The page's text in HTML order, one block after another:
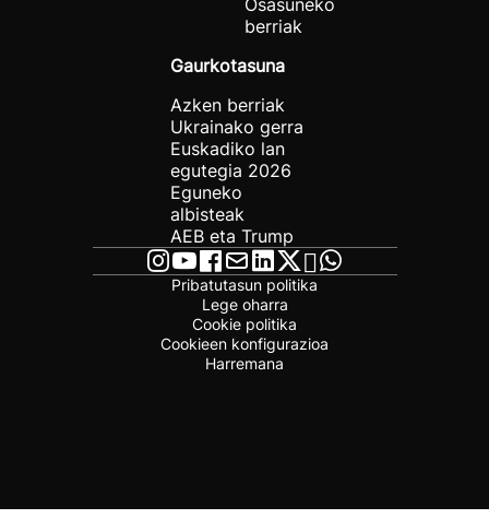
Osasuneko
berriak
Gaurkotasuna
Azken berriak
Ukrainako gerra
Euskadiko lan
egutegia 2026
Eguneko
albisteak
AEB eta Trump
Pribatutasun politika
Lege oharra
Cookie politika
Cookieen konfigurazioa
Harremana